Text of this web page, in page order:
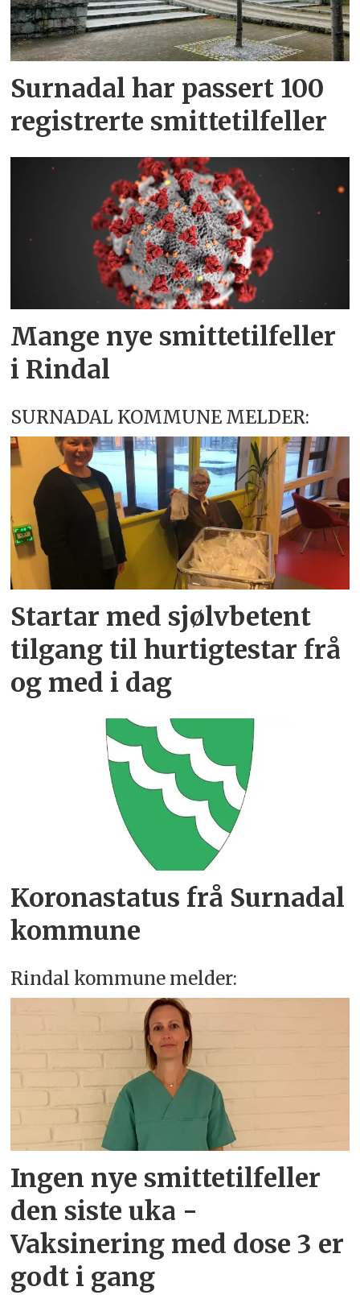
Surnadal har passert 100
registrerte smittetilfeller
Mange nye smittetilfeller
i Rindal
SURNADAL KOMMUNE MELDER:
Startar med sjølvbetent
tilgang til hurtigtestar frå
og med i dag
Koronastatus frå Surnadal
kommune
Rindal kommune melder:
Ingen nye smittetilfeller
den siste uka -
Vaksinering med dose 3 er
godt i gang